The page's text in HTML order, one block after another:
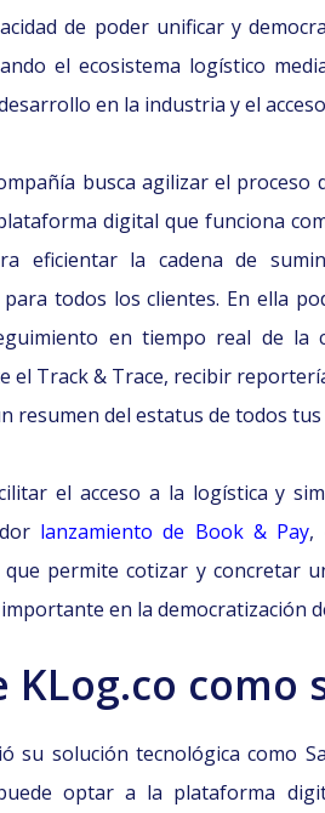
de poder unificar y
el ecosistema logístico
en la industria y el
busca agilizar el proceso
digital que funciona
eficientar la cadena de
todos los clientes. En ella
en tiempo real de la
el Track & Trace, recibir
resumen del estatus de todos tus
el acceso a la logística y
lanzamiento de Book & Pay,
permite cotizar y concretar
en la democratización
como
su solución tecnológica como
optar a la plataforma